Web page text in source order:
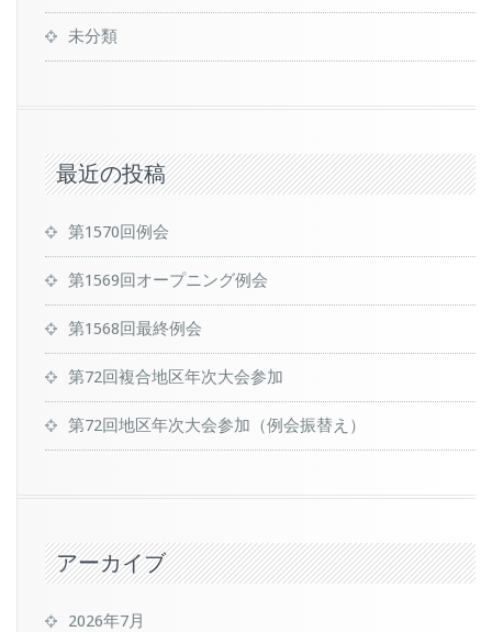
未分類
最近の投稿
第1570回例会
第1569回オープニング例会
第1568回最終例会
第72回複合地区年次大会参加
第72回地区年次大会参加（例会振替え）
アーカイブ
2026年7月